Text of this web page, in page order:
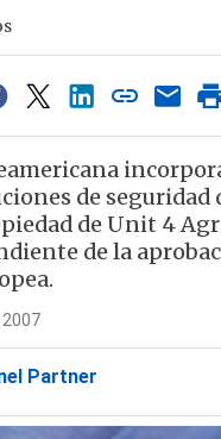
de seguridad
de Unit 4
de la
2007
Partner